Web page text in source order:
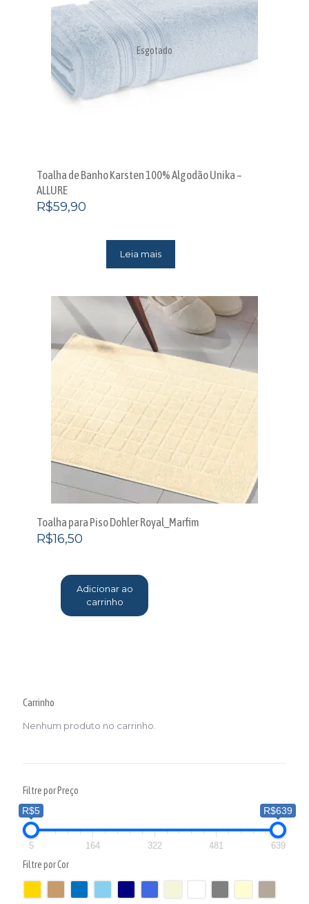
Esgotado
Toalha de Banho Karsten 100% Algodão Unika –
ALLURE
R$59,90
Leia mais
Toalha para Piso Dohler Royal_Marfim
R$16,50
Adicionar ao
carrinho
Carrinho
Nenhum produto no carrinho.
Filtre por Preço
R$5
R$639
5 164 322 481 639
Filtre por Cor